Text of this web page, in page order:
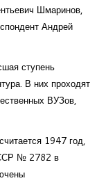
Шмаринов,
Андрей
ступень
В них проходят
ВУЗов,
1947 год,
№ 2782 в